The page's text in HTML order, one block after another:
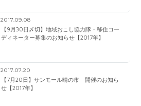
2017.09.08
【9月30日〆切】地域おこし協力隊・移住コー
ディネーター募集のお知らせ【2017年】
2017.07.20
【7月20日】サンモール晴の市 開催のお知ら
せ【2017年】